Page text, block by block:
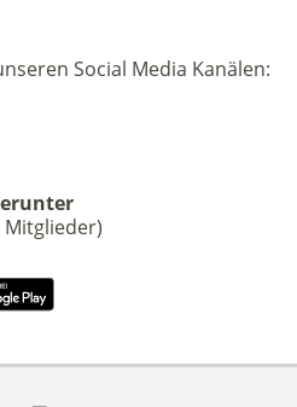
Social Media Kanälen: